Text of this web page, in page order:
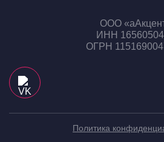
ООО
ИНН
ОГРН
Политика